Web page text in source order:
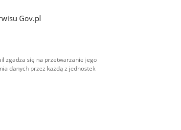
Gov.pl
zgadza się na przetwarzanie jego
danych przez każdą z jednostek